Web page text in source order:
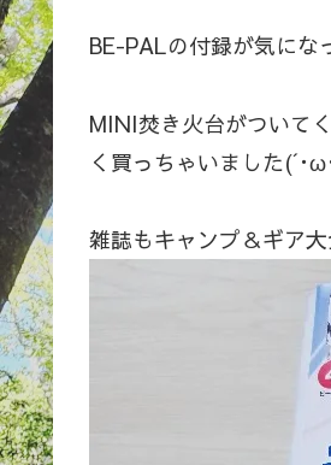
BE-PALの付録が気にな
MINI焚き火台がついて
く買っちゃいました(´･ω
雑誌もキャンプ＆ギア